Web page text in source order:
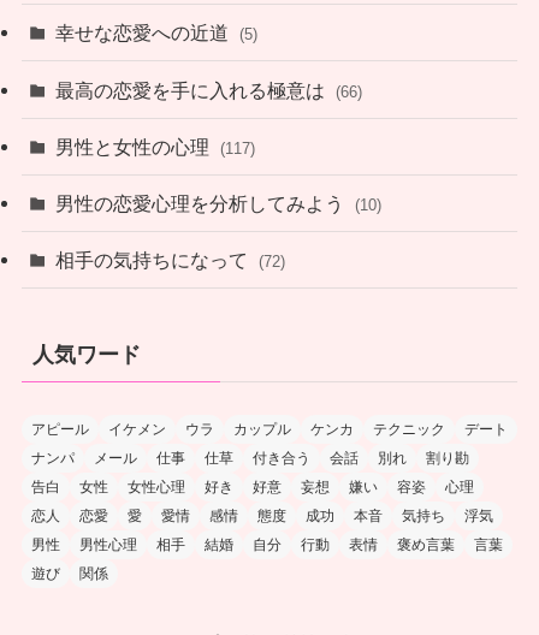
幸せな恋愛への近道 (5)
最高の恋愛を手に入れる極意は (66)
男性と女性の心理 (117)
男性の恋愛心理を分析してみよう (10)
相手の気持ちになって (72)
人気ワード
アピール イケメン ウラ カップル ケンカ テクニック
デート
ナンパ
メール 仕事 仕草 付き合う 会話 別れ
割り勘
告白
女性 女性心理 好き 好意 妄想 嫌い 容姿
心理
恋人
恋愛 愛 愛情 感情 態度 成功 本音 気持ち
浮気
男性
男性心理 相手 結婚 自分 行動 表情 褒め言葉
言葉
遊び
関係